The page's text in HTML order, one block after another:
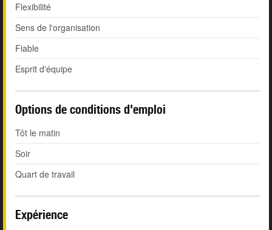
Flexibilité
Sens de l'organisation
Fiable
Esprit d'équipe
Options de conditions d'emploi
Tôt le matin
Soir
Quart de travail
Expérience